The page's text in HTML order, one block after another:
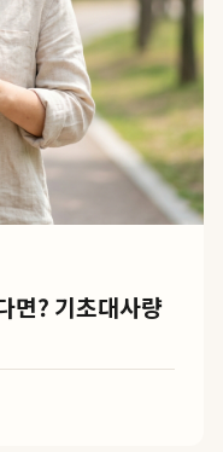
면? 기초대사량